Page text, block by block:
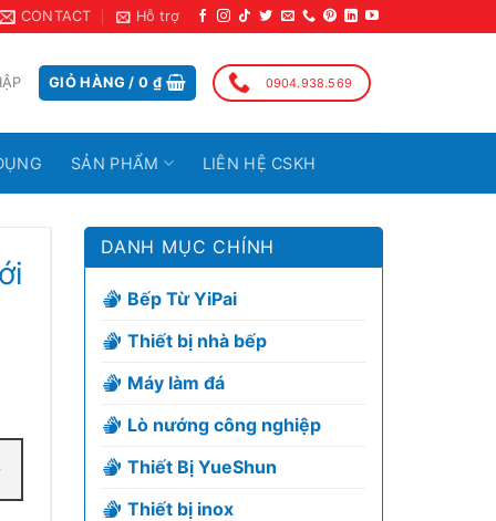
CONTACT Hỗ trợ
GIỎ HÀNG /0 ₫ 0904.938.569
SẢN PHẨM LIÊN HỆ CSKH
DANH MỤC CHÍNH
Bếp Từ YiPai
Thiết bị nhà bếp
Máy làm đá
Lò nướng công nghiệp
Thiết Bị YueShun
Thiết bị inox